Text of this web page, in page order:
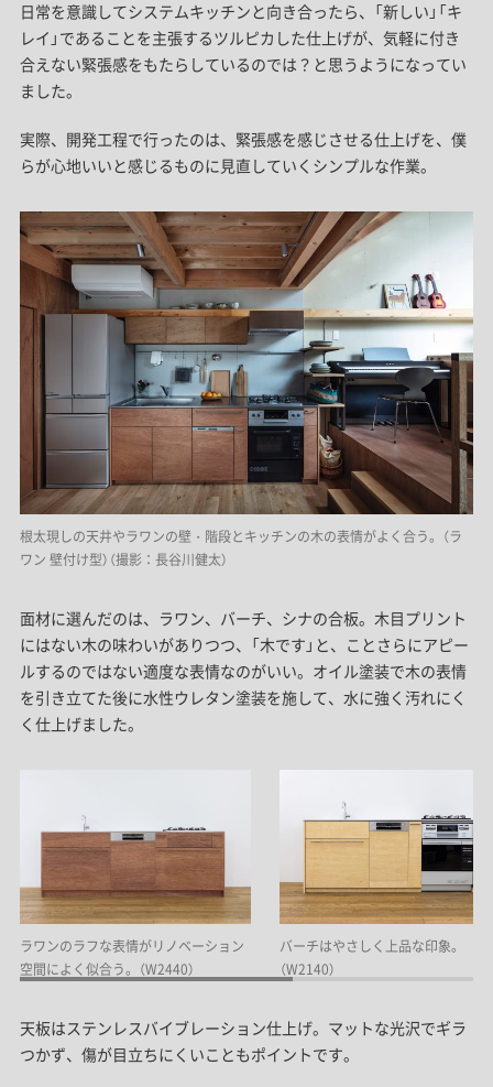
日常を意識してシステムキッチンと向き合ったら、「新しい」「キ
レイ」であることを主張するツルピカした仕上げが、気軽に付き
合えない緊張感をもたらしているのでは？と思うようになってい
ました。
実際、開発工程で行ったのは、緊張感を感じさせる仕上げを、僕
らが心地いいと感じるものに見直していくシンプルな作業。
根太現しの天井やラワンの壁・階段とキッチンの木の表情がよく合う。（ラ
ワン 壁付け型）（撮影：長谷川健太）
面材に選んだのは、ラワン、バーチ、シナの合板。木目プリント
にはない木の味わいがありつつ、「木です」と、ことさらにアピー
ルするのではない適度な表情なのがいい。オイル塗装で木の表情
を引き立てた後に水性ウレタン塗装を施して、水に強く汚れにく
く仕上げました。
ラワンのラフな表情がリノベーション
空間によく似合う。（W2440）
バーチはやさしく上品な印象。
（W2140）
天板はステンレスバイブレーション仕上げ。マットな光沢でギラ
つかず、傷が目立ちにくいこともポイントです。